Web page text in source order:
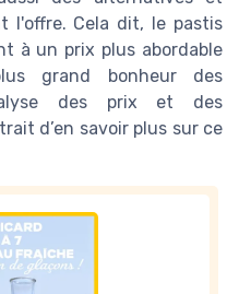
l'offre. Cela dit, le pastis
à un prix plus abordable
grand bonheur des
des prix et des
d’en savoir plus sur ce